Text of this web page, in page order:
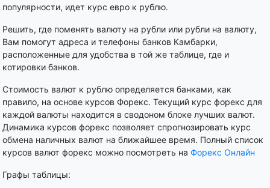
популярности, идет курс евро к рублю.
Решить, где поменять валюту на рубли или рубли на валюту,
Вам помогут адреса и телефоны банков Камбарки,
расположенные для удобства в той же таблице, где и
котировки банков.
Стоимость валют к рублю определяется банками, как
правило, на основе курсов Форекс. Текущий курс форекс для
каждой валюты находится в сводоном блоке лучших валют.
Динамика курсов форекс позволяет спрогнозировать курс
обмена наличных валют на ближайшее время. Полный список
курсов валют форекс можно посмотреть на Форекс Онлайн
Графы таблицы: